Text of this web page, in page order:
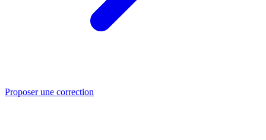
Proposer une correction